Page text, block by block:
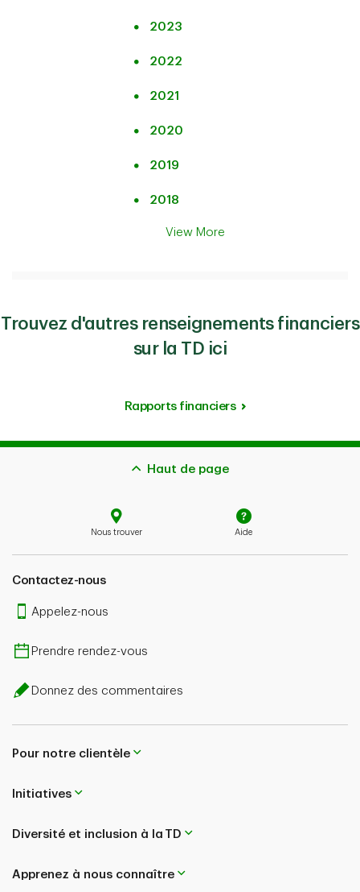
2023
2022
2021
2020
2019
2018
View More
Trouvez d'autres renseignements financiers
sur la TD ici
Rapports financiers
Haut de page
Nous trouver Aide
Contactez-nous
Appelez-nous
Prendre rendez-vous
Donnez des commentaires
Pour notre clientèle
Initiatives
Diversité et inclusion à la TD
Apprenez à nous connaître